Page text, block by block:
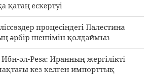
қатаң ескертуі
процесіндегі Палестина
әрбір шешімін қолдаймыз
әл-Реза: Иранның жергілікті
кез келген импорттық